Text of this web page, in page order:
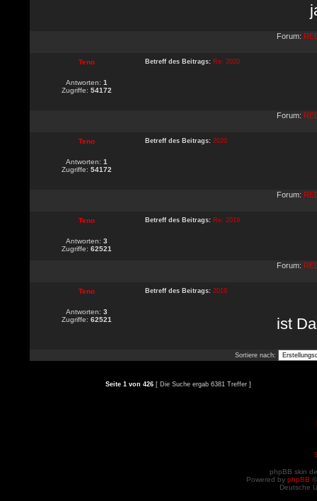
Forum:
Teno Betreff des Beitrags: Re: 2020
Antworten: 1
Zugriffe: 54172
Forum:
Teno Betreff des Beitrags: 2020
Antworten: 1
Zugriffe: 54172
Forum:
Teno Betreff des Beitrags: Re: 2019
Antworten: 3
Zugriffe: 62521
Forum:
Teno Betreff des Beitrags: 2019
Antworten: 3
Zugriffe: 62521 ist
Sortiere nach:
Seite 1von 426[ Die Suche ergab 6381 Treffer ]
phpBB skin
Powered by phpBB
Deutsche